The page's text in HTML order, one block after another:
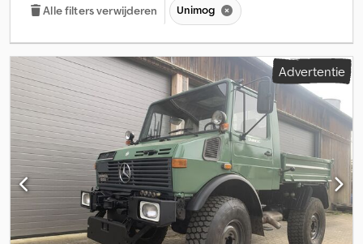
Alle filters verwijderen Unimog
Advertentie